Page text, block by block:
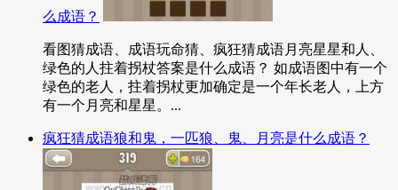
么成语？
看图猜成语、成语玩命猜、疯狂猜成语月亮星星和人、
绿色的人拄着拐杖答案是什么成语？ 如成语图中有一个
绿色的老人，拄着拐杖更加确定是一个年长老人，上方
有一个月亮和星星。...
疯狂猜成语狼和鬼，一匹狼、鬼、月亮是什么成语？